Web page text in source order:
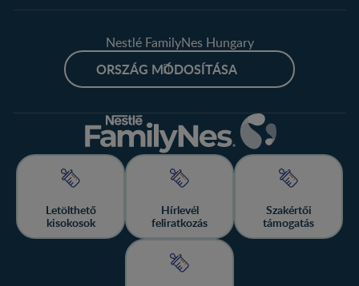
Nestlé FamilyNes Hungary
ORSZÁG MÓDOSÍTÁSA
Letölthető
kisokosok
Hírlevél
feliratkozás
Szakértői
támogatás